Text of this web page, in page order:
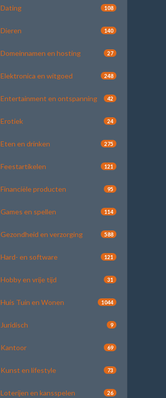
Dating 108
Dieren 140
Domeinnamen en hosting 27
Elektronica en witgoed 248
Entertainment en ontspanning 42
Erotiek 24
Eten en drinken 275
Feestartikelen 121
Financiële producten 95
Games en spellen 114
Gezondheid en verzorging 588
Hard- en software 121
Hobby en vrije tijd 31
Huis Tuin en Wonen 1044
Juridisch 9
Kantoor 69
Kunst en lifestyle 73
Loterijen en kansspelen 26